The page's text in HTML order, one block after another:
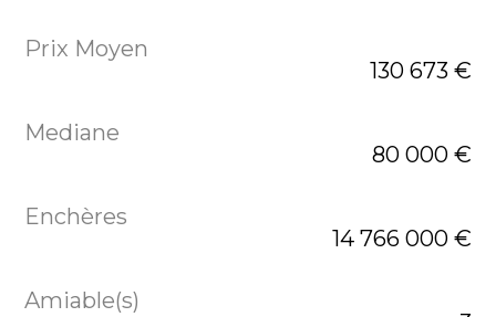
130 673 €
80 000 €
14 766 000 €